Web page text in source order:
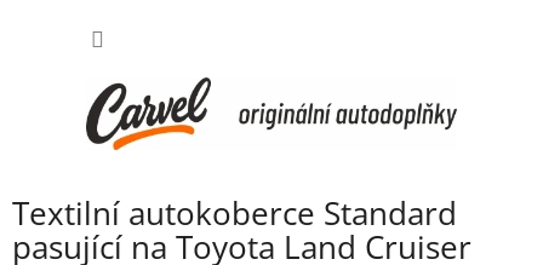
Textilní autokoberce Standard
pasující na Toyota Land Cruiser